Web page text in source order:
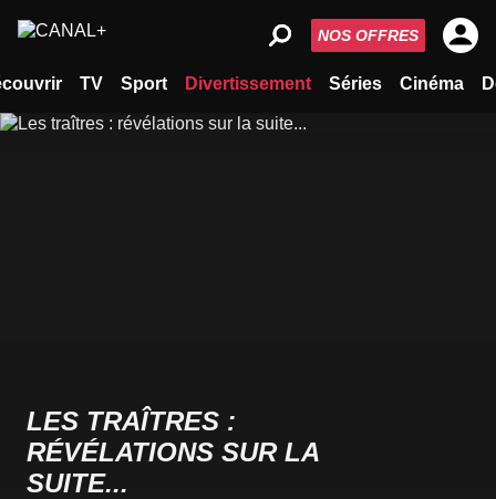
TV Sport Divertissement Séries Cinéma
NOS OFFRES
LES TRAÎTRES :
RÉVÉLATIONS SUR LA
SUITE...